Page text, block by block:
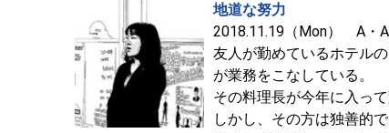
地道な努力
2018.11.19（Mon） A・
友人が勤めているホテル
が業務をこなしている。
その料理長が今年に入っ
しかし、その方は独善的